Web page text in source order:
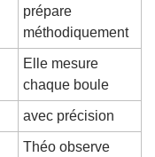
prépare
méthodiquement
Elle mesure
chaque boule
avec précision
Théo observe